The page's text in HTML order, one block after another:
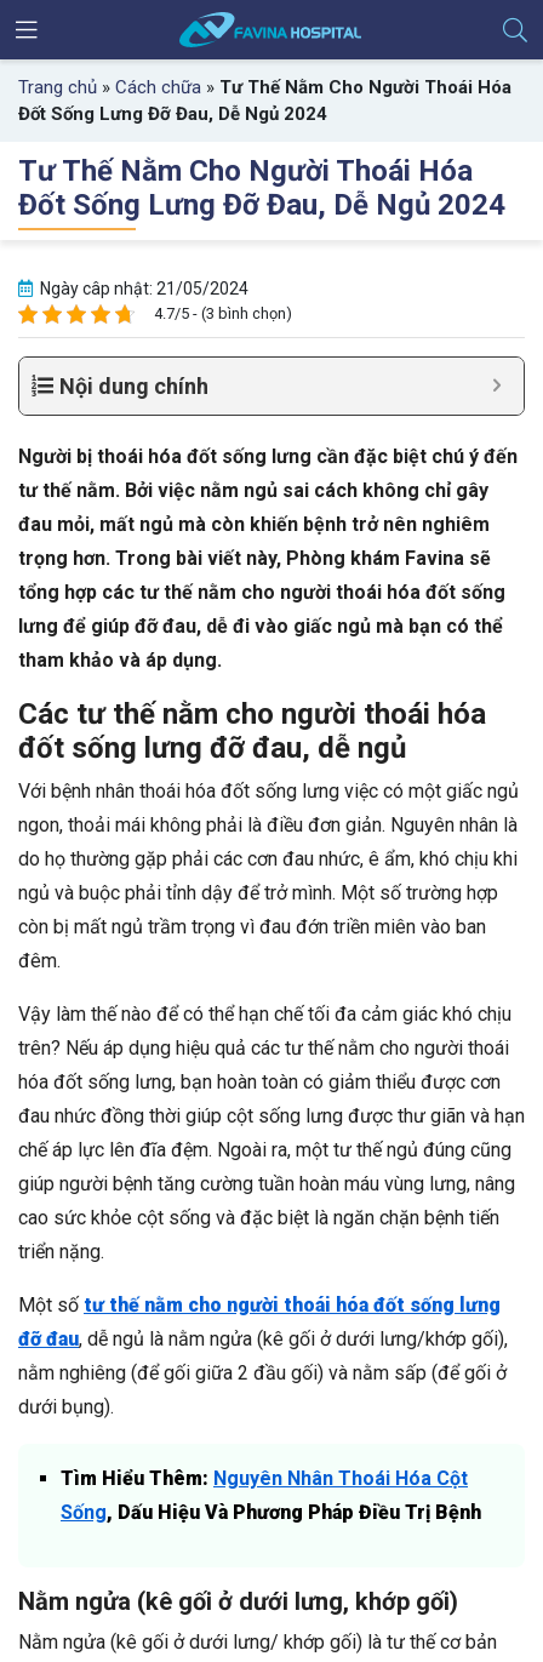
Trang chủ » Cách chữa » Tư Thế Nằm Cho Người Thoái Hóa
Đốt Sống Lưng Đỡ Đau, Dễ Ngủ 2024
Tư Thế Nằm Cho Người Thoái Hóa
Đốt Sống Lưng Đỡ Đau, Dễ Ngủ 2024
Ngày câp nhật: 21/05/2024
4.7/5 - (3 bình chọn)
Nội dung chính
Người bị thoái hóa đốt sống lưng cần đặc biệt chú ý đến
tư thế nằm. Bởi việc nằm ngủ sai cách không chỉ gây
đau mỏi, mất ngủ mà còn khiến bệnh trở nên nghiêm
trọng hơn. Trong bài viết này, Phòng khám Favina sẽ
tổng hợp các tư thế nằm cho người thoái hóa đốt sống
lưng để giúp đỡ đau, dễ đi vào giấc ngủ mà bạn có thể
tham khảo và áp dụng.
Các tư thế nằm cho người thoái hóa
đốt sống lưng đỡ đau, dễ ngủ
Với bệnh nhân thoái hóa đốt sống lưng việc có một giấc ngủ
ngon, thoải mái không phải là điều đơn giản. Nguyên nhân là
do họ thường gặp phải các cơn đau nhức, ê ẩm, khó chịu khi
ngủ và buộc phải tỉnh dậy để trở mình. Một số trường hợp
còn bị mất ngủ trầm trọng vì đau đớn triền miên vào ban
đêm.
Vậy làm thế nào để có thể hạn chế tối đa cảm giác khó chịu
trên? Nếu áp dụng hiệu quả các tư thế nằm cho người thoái
hóa đốt sống lưng, bạn hoàn toàn có giảm thiểu được cơn
đau nhức đồng thời giúp cột sống lưng được thư giãn và hạn
chế áp lực lên đĩa đệm. Ngoài ra, một tư thế ngủ đúng cũng
giúp người bệnh tăng cường tuần hoàn máu vùng lưng, nâng
cao sức khỏe cột sống và đặc biệt là ngăn chặn bệnh tiến
triển nặng.
Một số tư thế nằm cho người thoái hóa đốt sống lưng
đỡ đau, dễ ngủ là nằm ngửa (kê gối ở dưới lưng/khớp gối),
nằm nghiêng (để gối giữa 2 đầu gối) và nằm sấp (để gối ở
dưới bụng).
Tìm Hiểu Thêm: Nguyên Nhân Thoái Hóa Cột
Sống, Dấu Hiệu Và Phương Pháp Điều Trị Bệnh
Nằm ngửa (kê gối ở dưới lưng, khớp gối)
Nằm ngửa (kê gối ở dưới lưng/ khớp gối) là tư thế cơ bản